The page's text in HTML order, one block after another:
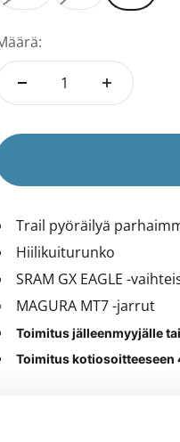
Trail pyöräilyä
Hiilikuiturunko
SRAM GX EAGLE -
MAGURA MT7 -jarrut
Toimitus jälleenmyyjälle
Toimitus kotiosoitteeseen